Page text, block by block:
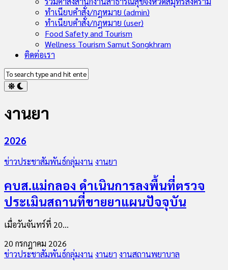
ทำเนียบคำสั่ง/กฎหมาย (admin)
ทำเนียบคำสั่ง/กฎหมาย (user)
Food Safety and Tourism
Wellness Tourism Samut Songkhram
ติดต่อเรา
งานยา
2026
ข่าวประชาสัมพันธ์กลุ่มงาน งานยา
คบส.แม่กลอง ดำเนินการลงพื้นที่ตรวจ
ประเมินสถานที่ขายยาแผนปัจจุบัน
เมื่อวันจันทร์ที่ 20...
20 กรกฎาคม 2026
ข่าวประชาสัมพันธ์กลุ่มงาน งานยา งานสถานพยาบาล